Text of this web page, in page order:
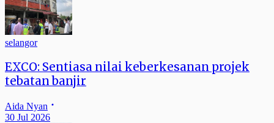
selangor
EXCO: Sentiasa nilai keberkesanan projek
tebatan banjir
Aida Nyan
30 Jul 2026